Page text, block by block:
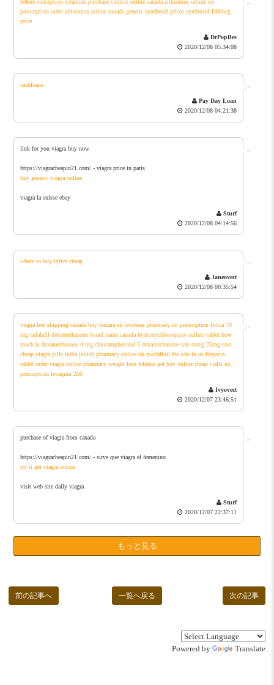
before conception vitamins purchase clomid online canada zithromax online no
prescription order zithromax online canada generic synthroid prices synthroid 188mcg
price
DrPopBes
2020/12/08 05:34:08
cashloans
Pay Day Loan
2020/12/08 04:21:38
link for you viagra buy now
https://viagracheapin21.com/ - viagra price in paris
buy generic viagra online
viagra la suisse ebay
Sturf
2020/12/08 04:14:56
where to buy lyrica cheap
Janeovect
2020/12/08 00:35:54
viagra free shipping canada buy femara uk overseas pharmacy no prescription lyrica 70
mg tadalafil dexamethasone brand name canada hydroxychloroquine sulfate tablet how
much is dexamethasone 4 mg chloramphenicol 5 dexamethasone sale coreg 25mg cost
cheap viagra pills india polish pharmacy online uk modafinil for sale in us finpecia
tablet order viagra online pharmacy weight loss feldene gel buy online cheap cialis no
prescription levaquin 250
Ivyovect
2020/12/07 23:46:51
purchase of viagra from canada
https://viagracheapin21.com/ - sirve que viagra el femenino
try it get viagra online
visit web site daily viagra
Sturf
2020/12/07 22:37:11
もっと見る
次の記事
一覧へ戻る
前の記事へ
Powered by Translate